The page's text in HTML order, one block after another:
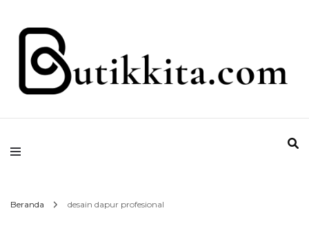
butikkita.com
Beranda desain dapur profesional